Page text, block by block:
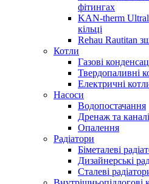
фітингах
KAN-therm
кільці
Rehau Rautitan
Котли
Газові
Твердопаливні
Електричні
Насоси
Водопостачання
Дренаж та
Опалення
Радіатори
Біметалеві
Дизайнерські
Сталеві